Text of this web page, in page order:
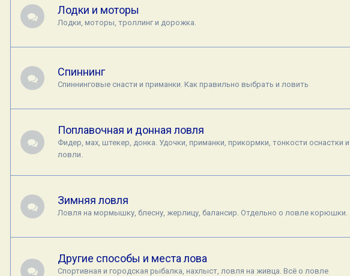
Лодки и моторы
Лодки, моторы, троллинг и дорожка.
Спиннинг
Спиннинговые снасти и приманки. Как правильно выбрать и ловить
Поплавочная и донная ловля
Фидер, мах, штекер, донка. Удочки, приманки, прикормки, тонкости оснастки и
ловли.
Зимняя ловля
Ловля на мормышку, блесну, жерлицу, балансир. Отдельно о ловле корюшки.
Другие способы и места лова
Спортивная и городская рыбалка, нахлыст, ловля на живца. Всё о ловле